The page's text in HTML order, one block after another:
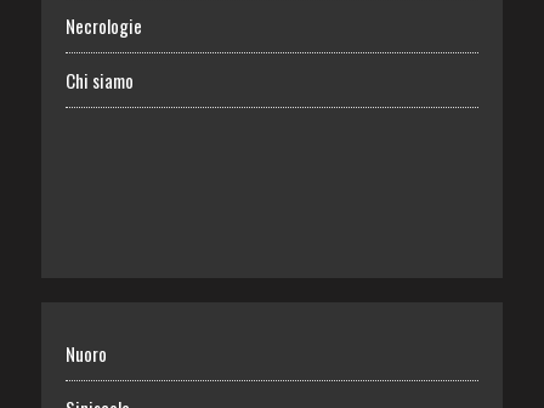
Necrologie
Chi siamo
Nuoro